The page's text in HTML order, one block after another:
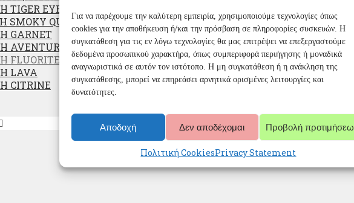
Για να παρέχουμε την καλύτερη εμπειρία, χρησιμοποιούμε τεχνολογίες όπως
cookies για την αποθήκευση ή/και την πρόσβαση σε πληροφορίες συσκευών. Η
συγκατάθεση για τις εν λόγω τεχνολογίες θα μας επιτρέψει να επεξεργαστούμε
δεδομένα προσωπικού χαρακτήρα, όπως συμπεριφορά περιήγησης ή μοναδικά
αναγνωριστικά σε αυτόν τον ιστότοπο. Η μη συγκατάθεση ή η ανάκληση της
συγκατάθεσης, μπορεί να επηρεάσει αρνητικά ορισμένες λειτουργίες και
δυνατότητες.
Αποδοχή Δεν αποδέχομαι Προβολή
Πολιτική CookiesPrivacy Statement
TIGER EYE
SMOKY QUARTZ
GARNET
AVENTURINE
FLUORITE
LAVA
CITRINE